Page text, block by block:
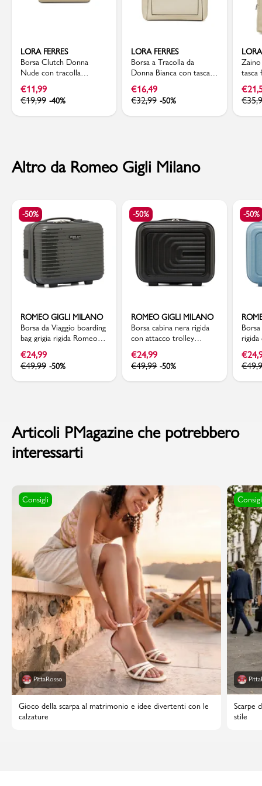
LORA FERRES
Borsa Clutch Donna
Nude con tracolla
rimovibile Lora Ferres
€11,99
€19,99 -40%
LORA FERRES
Borsa a Tracolla da
Donna Bianca con tasca
Lora Ferres
€16,49
€32,99 -50%
tasca
€
€
Altro da Romeo Gigli Milano
-50%
ROMEO GIGLI MILANO
Borsa da Viaggio boarding
bag grigia rigida Romeo
Gigli Milano
€24,99
€49,99 -50%
-50%
ROMEO GIGLI MILANO
Borsa cabina nera rigida
con attacco trolley
Romeo Gigi Milano
€24,99
€49,99 -50%
-50%
€
€
Articoli PMagazine che potrebbero
interessarti
Consigli
PittaRosso
Gioco della scarpa al matrimonio e idee divertenti con le
calzature
Scarpe
stile